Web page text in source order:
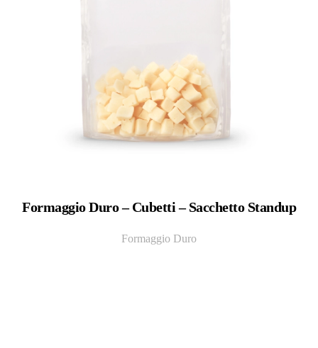
Formaggio Duro – Cubetti – Sacchetto Standup
Formaggio Duro